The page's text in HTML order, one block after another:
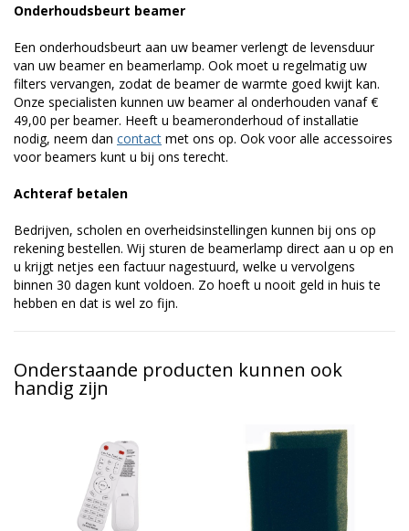
Onderhoudsbeurt beamer
Een onderhoudsbeurt aan uw beamer verlengt de levensduur
van uw beamer en beamerlamp. Ook moet u regelmatig uw
filters vervangen, zodat de beamer de warmte goed kwijt kan.
Onze specialisten kunnen uw beamer al onderhouden vanaf €
49,00 per beamer. Heeft u beameronderhoud of installatie
nodig, neem dan contact met ons op. Ook voor alle accessoires
voor beamers kunt u bij ons terecht.
Achteraf betalen
Bedrijven, scholen en overheidsinstellingen kunnen bij ons op
rekening bestellen. Wij sturen de beamerlamp direct aan u op en
u krijgt netjes een factuur nagestuurd, welke u vervolgens
binnen 30 dagen kunt voldoen. Zo hoeft u nooit geld in huis te
hebben en dat is wel zo fijn.
Onderstaande producten kunnen ook
handig zijn